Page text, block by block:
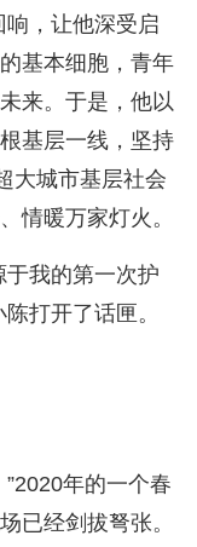
响，让他深受启
基本细胞，青年
来。于是，他以
基层一线，坚持
大城市基层社会
情暖万家灯火。
于我的第一次护
打开了话匣。
年的一个春
已经剑拔弩张。